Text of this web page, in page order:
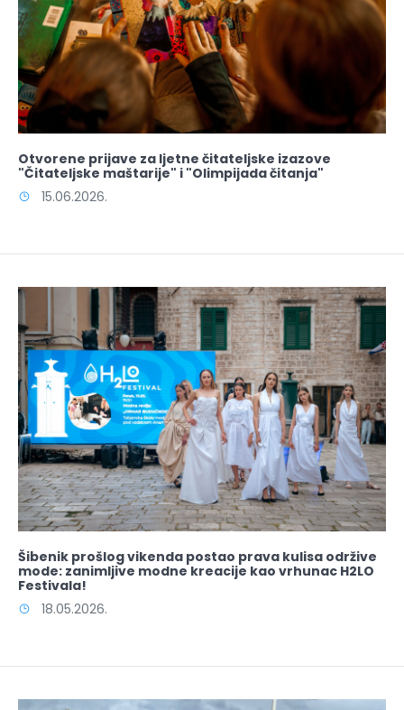
Otvorene prijave za ljetne čitateljske izazove
"Čitateljske maštarije" i "Olimpijada čitanja"
15.06.2026.
Šibenik prošlog vikenda postao prava kulisa održive
mode: zanimljive modne kreacije kao vrhunac H2LO
Festivala!
18.05.2026.